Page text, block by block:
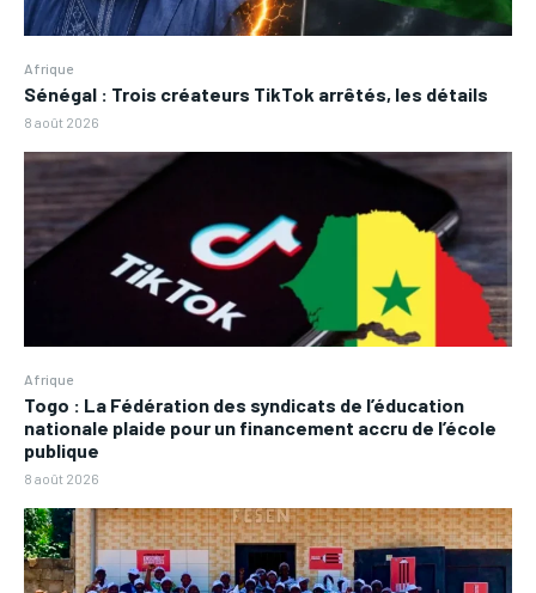
Afrique
Sénégal : Trois créateurs TikTok arrêtés, les détails
8 août 2026
Afrique
Togo : La Fédération des syndicats de l’éducation
nationale plaide pour un financement accru de l’école
publique
8 août 2026